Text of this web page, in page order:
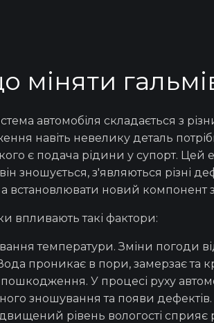
міняти
автомобіля складається з
навіть невелику деталь
є подача рідини у супорт. Цей
він зношується, з'являються
встановлювати новий компонент
впливають такі фактори:
температури. Зміни погоди
проникає в пори, замерзає та
пошкодження. У процесі руху
зношування та появи дефектів.
рівень вологості сприяє